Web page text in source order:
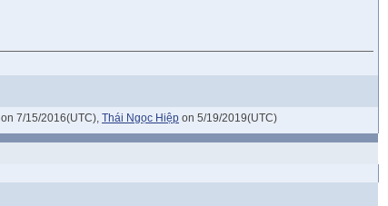
on 7/15/2016(UTC), Thái Ngọc Hiệp on 5/19/2019(UTC)